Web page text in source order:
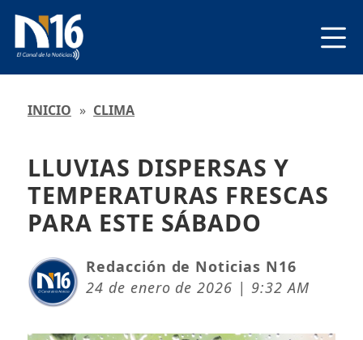
INICIO » CLIMA
LLUVIAS DISPERSAS Y
TEMPERATURAS FRESCAS
PARA ESTE SÁBADO
Redacción de Noticias N16
24 de enero de 2026 | 9:32 AM